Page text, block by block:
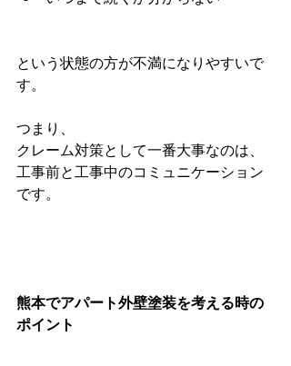
という状態の方が不満になりやすいで
す。
つまり、
クレーム対策として一番大事なのは、
工事前と工事中のコミュニケーション
です。
熊本でアパート外壁塗装を考える時の
ポイント